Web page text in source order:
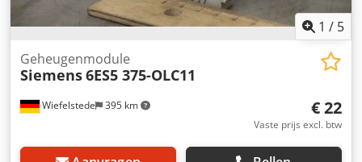
1 / 5
Wiefelstede 395 km
Geheugenmodule
Siemens6ES5 375-OLC11
€ 22
Vaste prijs excl. btw